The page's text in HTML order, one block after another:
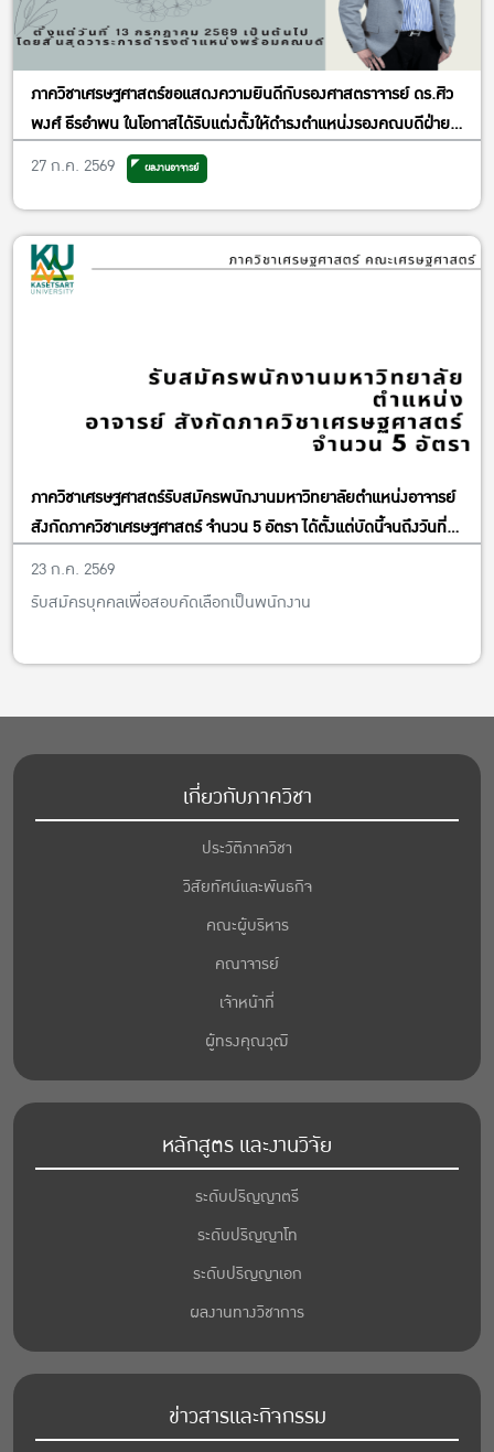
ภาควิชาเศรษฐศาสตร์ขอแสดงความยินดีกับรองศาสตราจารย์ ดร.ศิว
พงศ์ ธีรอำพน ในโอกาสได้รับแต่งตั้งให้ดำรงตำแหน่งรองคณบดีฝ่าย
วิจัยและพันธกิจเพื่อสังคม
27 ก.ค. 2569 ผลงานอาจารย์
ภาควิชาเศรษฐศาสตร์รับสมัครพนักงานมหาวิทยาลัยตำแหน่งอาจารย์
สังกัดภาควิชาเศรษฐศาสตร์ จำนวน 5 อัตรา ได้ตั้งแต่บัดนี้จนถึงวันที่
13 พฤศจิกายน พ.ศ. 2569
23 ก.ค. 2569
รับสมัครบุคคลเพื่อสอบคัดเลือกเป็นพนักงาน
เกี่ยวกับภาควิชา
ประวัติภาควิชา
วิสัยทัศน์และพันธกิจ
คณะผู้บริหาร
คณาจารย์
เจ้าหน้าที่
ผู้ทรงคุณวุฒิ
หลักสูตร และงานวิจัย
ระดับปริญญาตรี
ระดับปริญญาโท
ระดับปริญญาเอก
ผลงานทางวิชาการ
ข่าวสารและกิจกรรม